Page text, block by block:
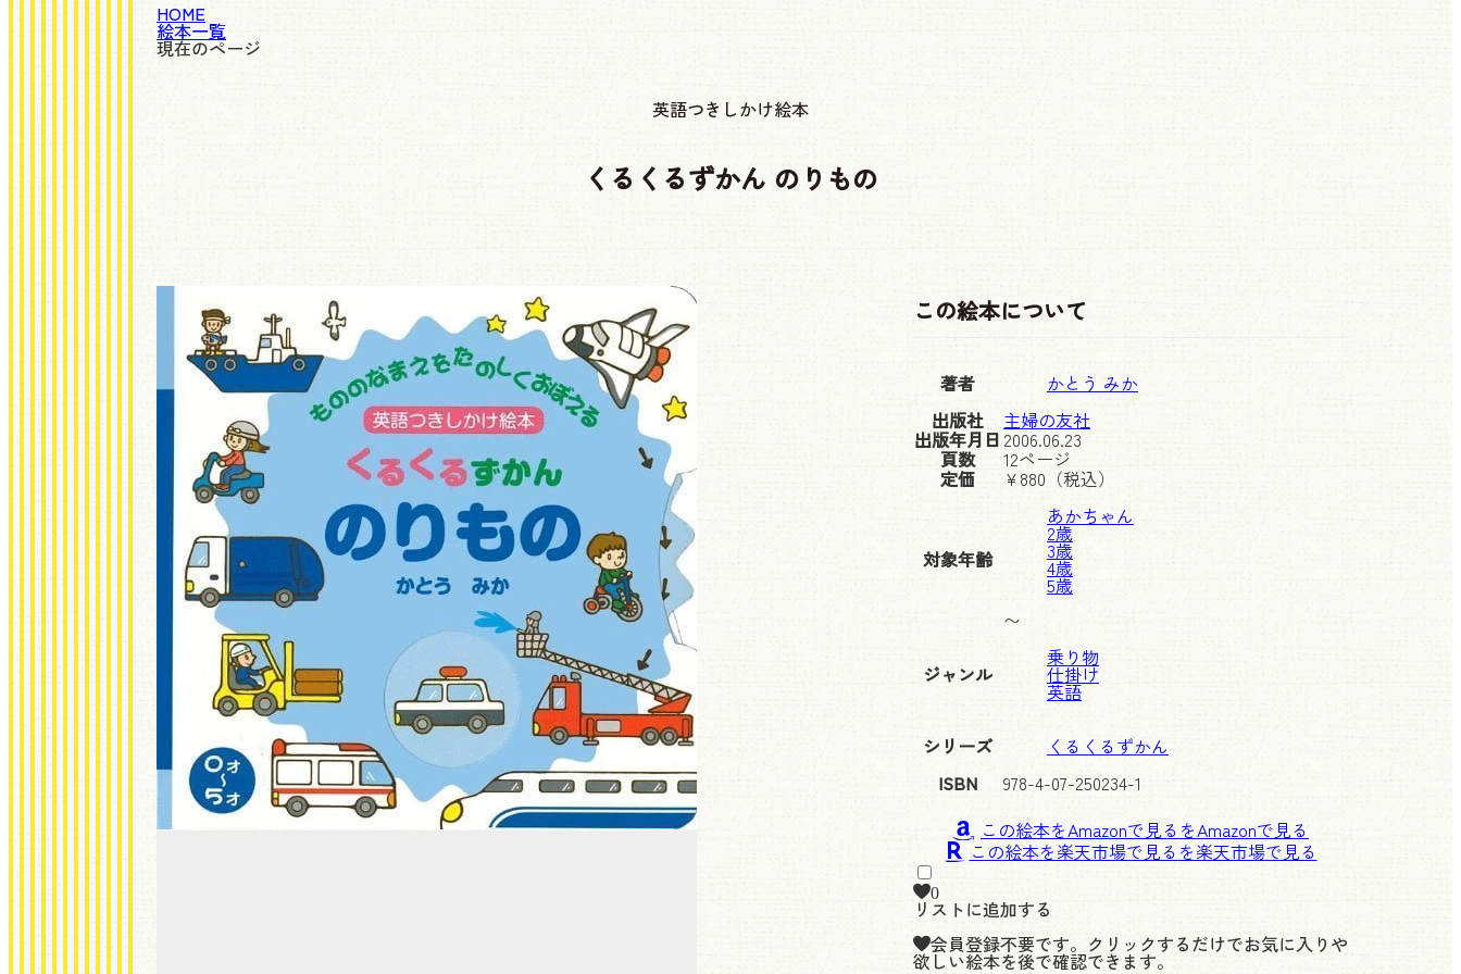
HOME
絵本一覧
現在のページ
英語つきしかけ絵本
くるくるずかん のりもの
この絵本について
著者
かとう みか
出版社
主婦の友社
出版年月日 2006.06.23
頁数 12ページ
定価 ¥880 （税込）
対象年齢
あかちゃん
2歳
3歳
4歳
5歳
〜
ジャンル
乗り物
仕掛け
英語
シリーズ
くるくるずかん
ISBN
978-4-07-250234-1
この絵本をAmazonで見る
この絵本を楽天市場で見る
0
リストに追加する
会員登録不要です。クリックするだけでお気に入りや
欲しい絵本を後で確認できます。